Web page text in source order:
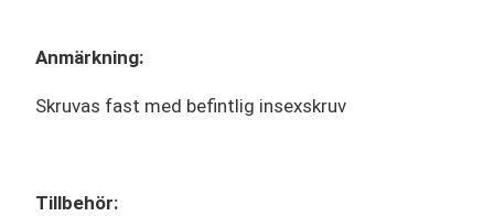
Anmärkning:
Skruvas fast med befintlig insexskruv
Tillbehör: